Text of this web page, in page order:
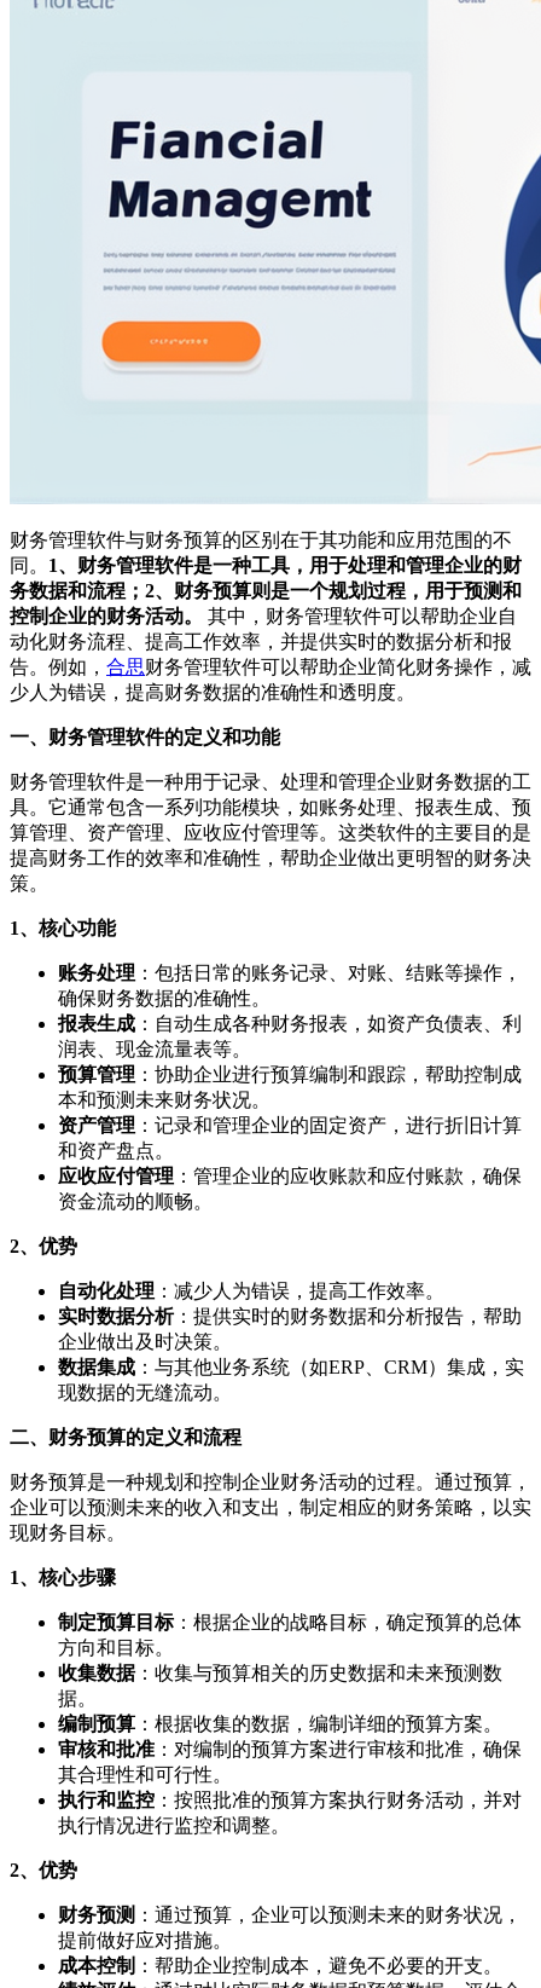
财务管理软件与财务预算的区别在于其功能和应用范围的不
同。 1、财务管理软件是一种工具，用于处理和管理企业的财
务数据和流程；2、财务预算则是一个规划过程，用于预测和
控制企业的财务活动。
其中，财务管理软件可以帮助企业自
动化财务流程、提高工作效率，并提供实时的数据分析和报
告。例如， 合思财务管理软件可以帮助企业简化财务操作，减
少人为错误，提高财务数据的准确性和透明度。
一、财务管理软件的定义和功能
财务管理软件是一种用于记录、处理和管理企业财务数据的工
具。它通常包含一系列功能模块，如账务处理、报表生成、预
算管理、资产管理、应收应付管理等。这类软件的主要目的是
提高财务工作的效率和准确性，帮助企业做出更明智的财务决
策。
1、核心功能
账务处理 ：包括日常的账务记录、对账、结账等操作，
确保财务数据的准确性。
报表生成 ：自动生成各种财务报表，如资产负债表、利
润表、现金流量表等。
预算管理 ：协助企业进行预算编制和跟踪，帮助控制成
本和预测未来财务状况。
资产管理 ：记录和管理企业的固定资产，进行折旧计算
和资产盘点。
应收应付管理 ：管理企业的应收账款和应付账款，确保
资金流动的顺畅。
2、优势
自动化处理 ：减少人为错误，提高工作效率。
实时数据分析：提供实时的财务数据和分析报告，帮助
企业做出及时决策。
数据集成 ：与其他业务系统（如ERP、CRM）集成，实
现数据的无缝流动。
二、财务预算的定义和流程
财务预算是一种规划和控制企业财务活动的过程。通过预算，
企业可以预测未来的收入和支出，制定相应的财务策略，以实
现财务目标。
1、核心步骤
制定预算目标：根据企业的战略目标，确定预算的总体
方向和目标。
收集数据：收集与预算相关的历史数据和未来预测数
据。
编制预算 ：根据收集的数据，编制详细的预算方案。
审核和批准 ：对编制的预算方案进行审核和批准，确保
其合理性和可行性。
执行和监控 ：按照批准的预算方案执行财务活动，并对
执行情况进行监控和调整。
2、优势
财务预测 ：通过预算，企业可以预测未来的财务状况，
提前做好应对措施。
成本控制 ：帮助企业控制成本，避免不必要的开支。